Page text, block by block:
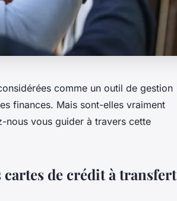
comme un outil de gestion
finances. Mais sont-elles vraiment
nous vous guider à travers cette
de crédit à transfert